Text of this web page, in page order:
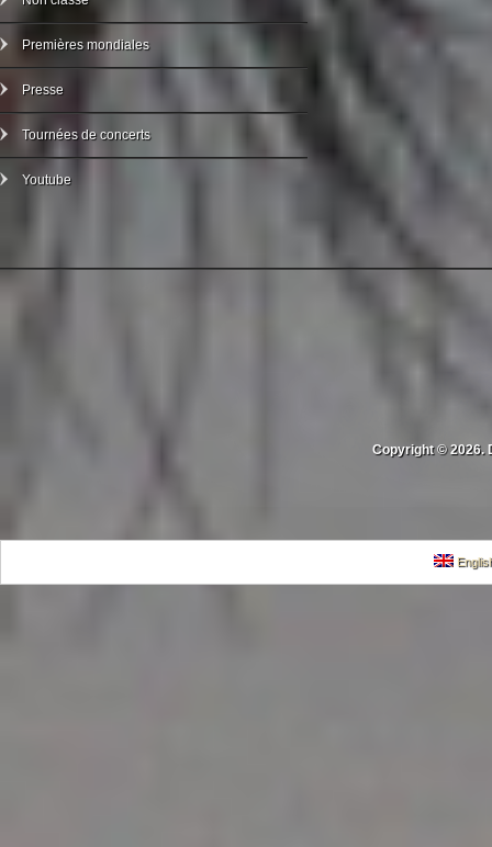
Premières mondiales
Presse
Tournées de concerts
Youtube
Copyright © 2026.